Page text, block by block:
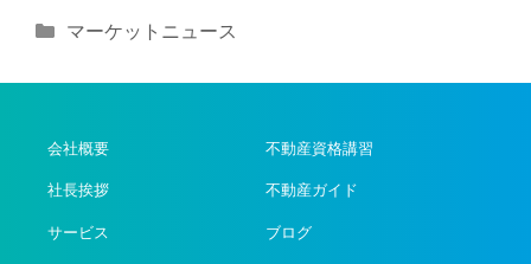
カ
ゴ
ー
マーケットニュース
会社概要
社長挨拶
サービス
不動産資格講習
不動産ガイド
ブログ